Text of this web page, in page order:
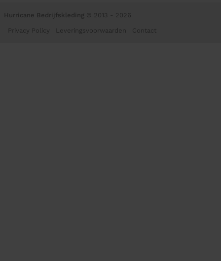
Hurricane Bedrijfskleding © 2013 - 2026
Privacy Policy Leveringsvoorwaarden Contact